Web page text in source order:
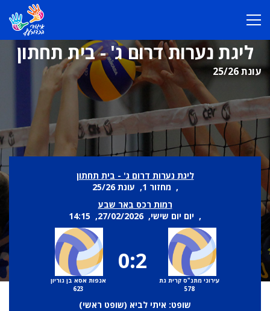
ליגת נערות דרום ג' - בית תחתון
עונת 25/26
ליגת נערות דרום ג' - בית תחתון
, מחזור 1, עונת 25/26
רמות רכס באר שבע
, יום יום שישי, 27/02/2026, 14:15
עירוני מתנ"ס קרית גת
578
0:2
אנפות אסא בן גוריון
623
שופט: איתי לביא (שופט ראשי)